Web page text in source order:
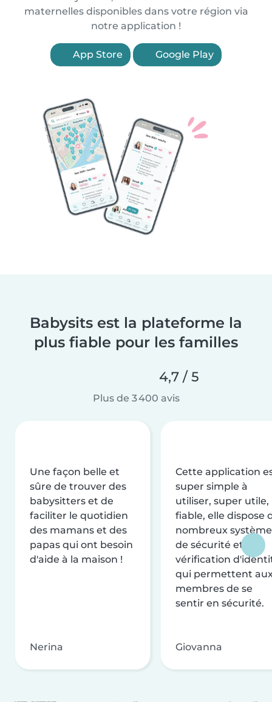
maternelles disponibles dans votre région via
notre application !
App Store Google Play
Babysits est la plateforme la
plus fiable pour les familles
4,7 / 5
Plus de 3 400 avis
Une façon belle et
sûre de trouver des
babysitters et de
faciliter le quotidien
des mamans et des
papas qui ont besoin
d'aide à la maison !
Nerina
Cette application
super simple à
utiliser, super utile,
fiable, elle dispose
nombreux
de sécurité et de
vérification
qui permettent
membres de se
sentir en sécurité.
Giovanna